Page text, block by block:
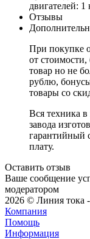
двигателей:
Отзывы
При покупке
от
товар но не
рублю,
товары со
Вся техника в
завода
гарантийный
плату.
Оставить отзыв
Ваше сообщение
модератором
2026 © Линия тока
Компания
Помощь
Информация